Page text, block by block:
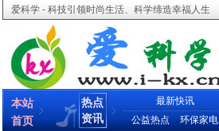
爱科学 - 科技引领时尚生活、科学缔造幸福人生
本站
首页
热点
资讯
最新快讯
公益热点
环保家电